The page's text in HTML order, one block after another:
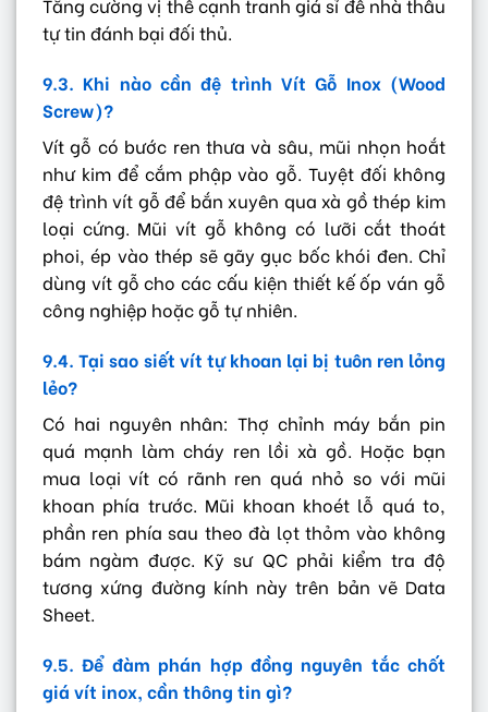
Tăng cường vị thế cạnh tranh giá sỉ để nhà thầu
tự tin đánh bại đối thủ.
9.3. Khi nào cần đệ trình Vít Gỗ Inox (Wood
Screw)?
Vít gỗ có bước ren thưa và sâu, mũi nhọn hoắt
như kim để cắm phập vào gỗ. Tuyệt đối không
đệ trình vít gỗ để bắn xuyên qua xà gồ thép kim
loại cứng. Mũi vít gỗ không có lưỡi cắt thoát
phoi, ép vào thép sẽ gãy gục bốc khói đen. Chỉ
dùng vít gỗ cho các cấu kiện thiết kế ốp ván gỗ
công nghiệp hoặc gỗ tự nhiên.
9.4. Tại sao siết vít tự khoan lại bị tuôn ren lỏng
lẻo?
Có hai nguyên nhân: Thợ chỉnh máy bắn pin
quá mạnh làm cháy ren lồi xà gồ. Hoặc bạn
mua loại vít có rãnh ren quá nhỏ so với mũi
khoan phía trước. Mũi khoan khoét lỗ quá to,
phần ren phía sau theo đà lọt thỏm vào không
bám ngàm được. Kỹ sư QC phải kiểm tra độ
tương xứng đường kính này trên bản vẽ Data
Sheet.
9.5. Để đàm phán hợp đồng nguyên tắc chốt
giá vít inox, cần thông tin gì?